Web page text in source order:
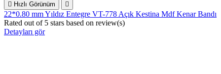
 Hızlı Görünüm 
22*0.80 mm Yıldız Entegre VT-778 Açık Kestina Mdf Kenar Bandı
Rated out of 5 stars based on review(s)
Detayları gör